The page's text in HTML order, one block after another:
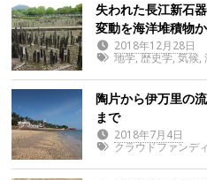
失われた長江新石
変動を海洋堆積物
2018年12月28日
地学,歴史学,気候,
陶片から伊万里の
まで
2018年7月4日
クラウドファンデ